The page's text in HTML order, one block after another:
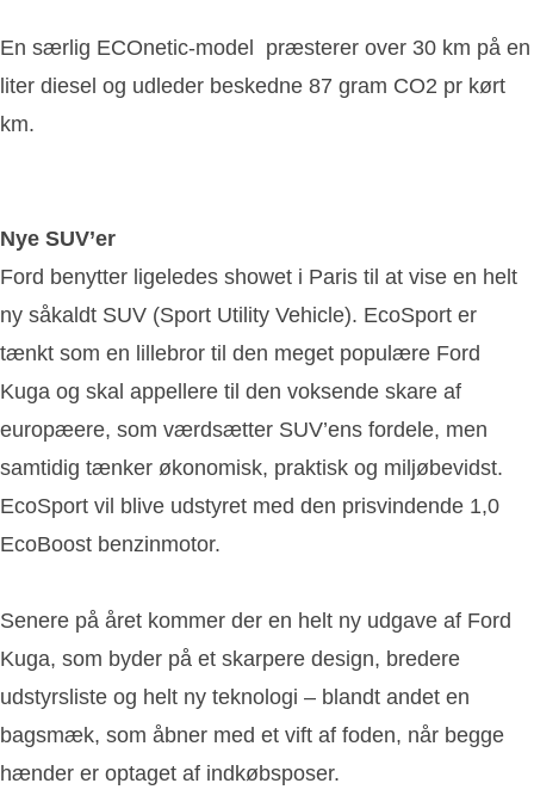
En særlig ECOnetic-model præsterer over 30 km på en
liter diesel og udleder beskedne 87 gram CO2 pr kørt
km.
Nye SUV’er
Ford benytter ligeledes showet i Paris til at vise en helt
ny såkaldt SUV (Sport Utility Vehicle). EcoSport er
tænkt som en lillebror til den meget populære Ford
Kuga og skal appellere til den voksende skare af
europæere, som værdsætter SUV’ens fordele, men
samtidig tænker økonomisk, praktisk og miljøbevidst.
EcoSport vil blive udstyret med den prisvindende 1,0
EcoBoost benzinmotor.
Senere på året kommer der en helt ny udgave af Ford
Kuga, som byder på et skarpere design, bredere
udstyrsliste og helt ny teknologi – blandt andet en
bagsmæk, som åbner med et vift af foden, når begge
hænder er optaget af indkøbsposer.